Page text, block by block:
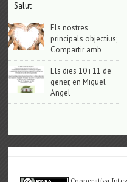
Salut
Els nostres
principals objectius;
Compartir amb
Els dies 10 i 11 de
gener, en Miguel
Angel